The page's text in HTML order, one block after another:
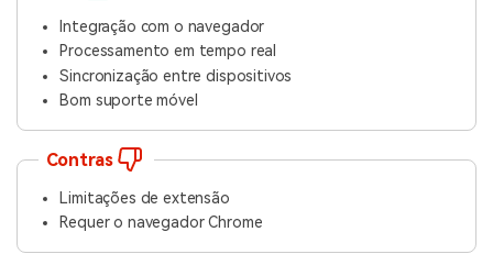
Integração com o navegador
Processamento em tempo real
Sincronização entre dispositivos
Bom suporte móvel
Contras
Limitações de extensão
Requer o navegador Chrome